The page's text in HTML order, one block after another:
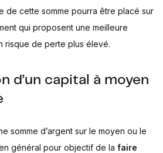
de cette somme pourra être placé sur
qui proposent une meilleure
risque de perte plus élevé.
d’un capital à moyen
somme d’argent sur le moyen ou le
général pour objectif de la faire